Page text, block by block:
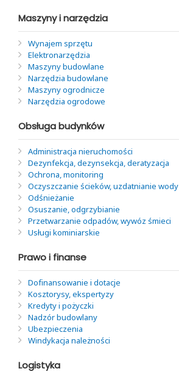
Maszyny i narzędzia
Wynajem sprzętu
Elektronarzędzia
Maszyny budowlane
Narzędzia budowlane
Maszyny ogrodnicze
Narzędzia ogrodowe
Obsługa budynków
Administracja nieruchomości
Dezynfekcja, dezynsekcja, deratyzacja
Ochrona, monitoring
Oczyszczanie ścieków, uzdatnianie wody
Odśnieżanie
Osuszanie, odgrzybianie
Przetwarzanie odpadów, wywóz śmieci
Usługi kominiarskie
Prawo i finanse
Dofinansowanie i dotacje
Kosztorysy, ekspertyzy
Kredyty i pożyczki
Nadzór budowlany
Ubezpieczenia
Windykacja należności
Logistyka